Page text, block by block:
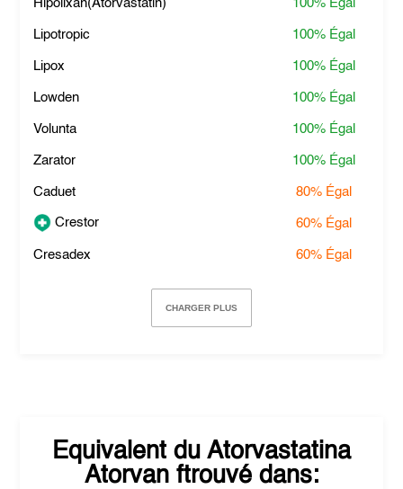
Hipolixan(Atorvastatin) 100% Égal
Lipotropic 100% Égal
Lipox 100% Égal
Lowden 100% Égal
Volunta 100% Égal
Zarator 100% Égal
Caduet 80% Égal
Crestor 60% Égal
Cresadex 60% Égal
CHARGER PLUS
Equivalent du Atorvastatina
Atorvanftrouvé dans: